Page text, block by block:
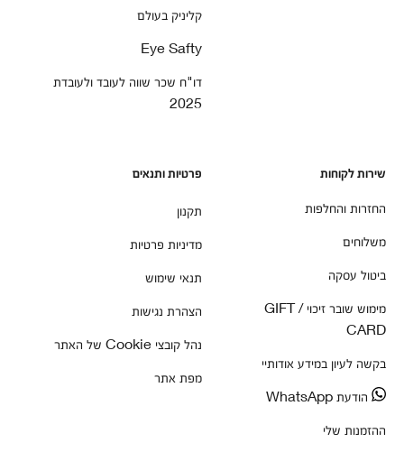
קליניק בעולם
Eye Safty
דו"ח שכר שווה לעובד ולעובדת
2025
שירות לקוחות
החזרות והחלפות
משלוחים
ביטול עסקה
מימוש שובר זיכוי / GIFT
CARD
בקשה לעיון במידע אודותיי
הודעת WhatsApp
ההזמנות שלי
פרטיות ותנאים
תקנון
מדיניות פרטיות
תנאי שימוש
הצהרת נגישות
נהל קובצי Cookie של האתר
מפת אתר